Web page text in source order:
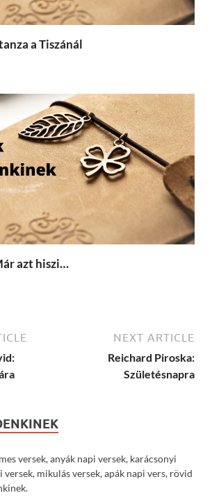
a Tiszánál
azt hiszi…
NEXT ARTICLE
Reichard Piroska:
Születésnapra
versek, anyák napi versek, karácsonyi
versek, mikulás versek, apák napi vers, rövid